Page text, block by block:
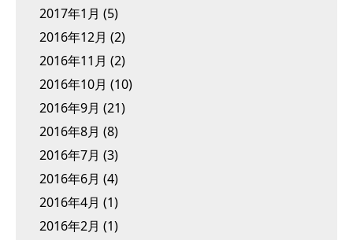
2017年1月 (5)
2016年12月 (2)
2016年11月 (2)
2016年10月 (10)
2016年9月 (21)
2016年8月 (8)
2016年7月 (3)
2016年6月 (4)
2016年4月 (1)
2016年2月 (1)